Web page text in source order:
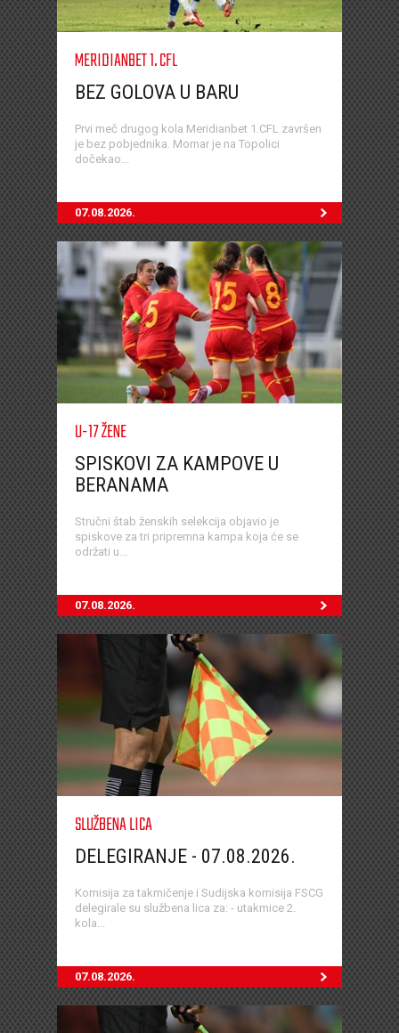
MERIDIANBET 1. CFL
BEZ GOLOVA U BARU
Prvi meč drugog kola Meridianbet 1.CFL završen
je bez pobjednika. Mornar je na Topolici
dočekao...
07.08.2026.
U-17 ŽENE
SPISKOVI ZA KAMPOVE U
BERANAMA
Stručni štab ženskih selekcija objavio je
spiskove za tri pripremna kampa koja će se
održati u...
07.08.2026.
SLUŽBENA LICA
DELEGIRANJE - 07.08.2026.
Komisija za takmičenje i Sudijska komisija FSCG
delegirale su službena lica za: - utakmice 2.
kola...
07.08.2026.